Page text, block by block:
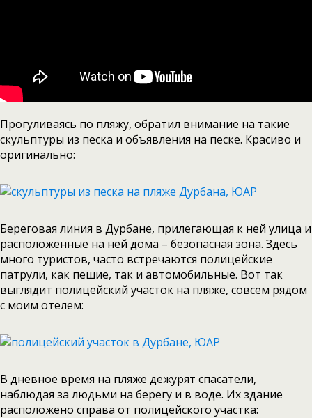
Прогуливаясь по пляжу, обратил внимание на такие
скульптуры из песка и объявления на песке. Красиво и
оригинально:
Береговая линия в Дурбане, прилегающая к ней улица и
расположенные на ней дома – безопасная зона. Здесь
много туристов, часто встречаются полицейские
патрули, как пешие, так и автомобильные. Вот так
выглядит полицейский участок на пляже, совсем рядом
с моим отелем:
В дневное время на пляже дежурят спасатели,
наблюдая за людьми на берегу и в воде. Их здание
расположено справа от полицейского участка: